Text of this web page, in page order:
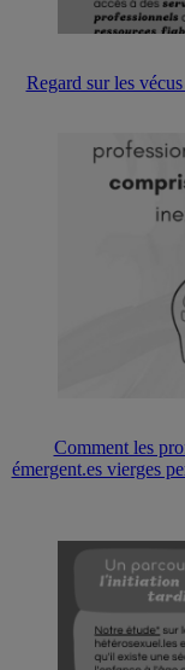
Regard sur les
Comment les
émergent.es vierges